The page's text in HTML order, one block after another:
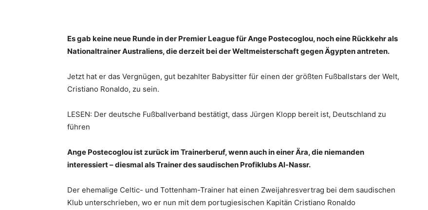
Es gab keine neue Runde in der Premier League für Ange Postecoglou, noch eine Rückkehr als
Nationaltrainer Australiens, die derzeit bei der Weltmeisterschaft gegen Ägypten antreten.
Jetzt hat er das Vergnügen, gut bezahlter Babysitter für einen der größten Fußballstars der Welt,
Cristiano Ronaldo, zu sein.
LESEN: Der deutsche Fußballverband bestätigt, dass Jürgen Klopp bereit ist, Deutschland zu
führen
Ange Postecoglou ist zurück im Trainerberuf, wenn auch in einer Ära, die niemanden
interessiert – diesmal als Trainer des saudischen Profiklubs Al-Nassr.
Der ehemalige Celtic- und Tottenham-Trainer hat einen Zweijahresvertrag bei dem saudischen
Klub unterschrieben, wo er nun mit dem portugiesischen Kapitän Cristiano Ronaldo